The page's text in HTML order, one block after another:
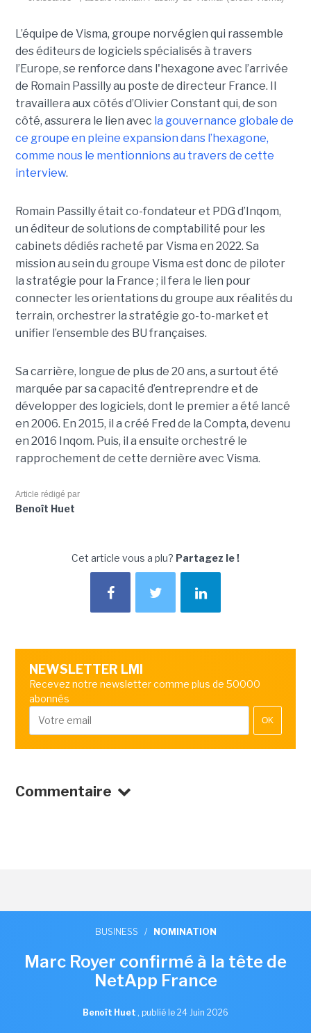
L’équipe de Visma, groupe norvégien qui rassemble
des éditeurs de logiciels spécialisés à travers
l’Europe, se renforce dans l'hexagone avec l’arrivée
de Romain Passilly au poste de directeur France. Il
travaillera aux côtés d’Olivier Constant qui, de son
côté, assurera le lien avec la gouvernance globale de
ce groupe en pleine expansion dans l’hexagone,
comme nous le mentionnions au travers de cette
interview.
Romain Passilly était co-fondateur et PDG d’Inqom,
un éditeur de solutions de comptabilité pour les
cabinets dédiés racheté par Visma en 2022. Sa
mission au sein du groupe Visma est donc de piloter
la stratégie pour la France ; il fera le lien pour
connecter les orientations du groupe aux réalités du
terrain, orchestrer la stratégie go-to-market et
unifier l’ensemble des BU françaises.
Sa carrière, longue de plus de 20 ans, a surtout été
marquée par sa capacité d’entreprendre et de
développer des logiciels, dont le premier a été lancé
en 2006. En 2015, il a créé Fred de la Compta, devenu
en 2016 Inqom. Puis, il a ensuite orchestré le
rapprochement de cette dernière avec Visma.
Article rédigé par
Benoît Huet
Cet article vous a plu? Partagez le !
NEWSLETTER LMI
Recevez notre newsletter comme plus de 50000
abonnés
OK
Commentaire
BUSINESS / NOMINATION
Marc Royer confirmé à la tête de
NetApp France
Benoît Huet , publié le 24 Juin 2026